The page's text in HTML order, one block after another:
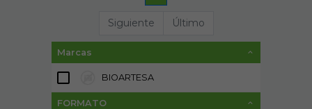
Siguiente Último
Marcas
BIOARTESA
FORMATO